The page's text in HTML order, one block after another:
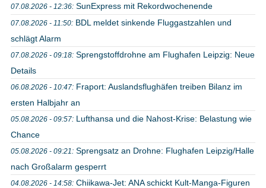
07.08.2026 - 12:36: SunExpress mit Rekordwochenende
07.08.2026 - 11:50: BDL meldet sinkende Fluggastzahlen und
schlägt Alarm
07.08.2026 - 09:18: Sprengstoffdrohne am Flughafen Leipzig: Neue
Details
06.08.2026 - 10:47: Fraport: Auslandsflughäfen treiben Bilanz im
ersten Halbjahr an
05.08.2026 - 09:57: Lufthansa und die Nahost-Krise: Belastung wie
Chance
05.08.2026 - 09:21: Sprengsatz an Drohne: Flughafen Leipzig/Halle
nach Großalarm gesperrt
04.08.2026 - 14:58: Chiikawa-Jet: ANA schickt Kult-Manga-Figuren